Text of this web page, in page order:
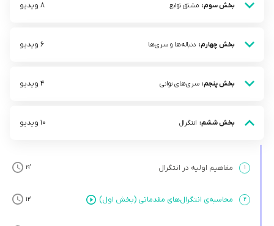
بخش سوم: مشتق توابع 8 ویدیو
بخش چهارم: دنباله‌ها و سری‌ها 6 ویدیو
بخش پنجم: سری‌های توانی 4 ویدیو
بخش ششم: انتگرال 10 ویدیو
۱ مفاهیم اولیه در انتگرال ’19
۲ محاسبه‌ی انتگرال‌های مقدماتی (بخش اول) ’12